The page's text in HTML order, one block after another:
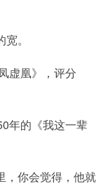
。
虚凰》，评分
年的《我这一辈
，你会觉得，他就